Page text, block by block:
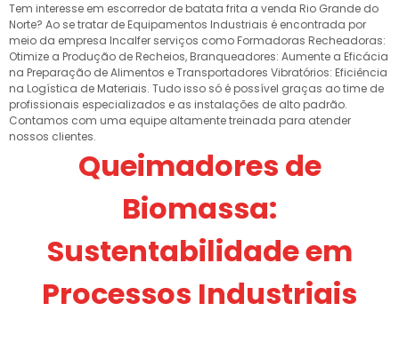
Tem interesse em escorredor de batata frita a venda Rio Grande do
Norte? Ao se tratar de Equipamentos Industriais é encontrada por
meio da empresa Incalfer serviços como Formadoras Recheadoras:
Otimize a Produção de Recheios, Branqueadores: Aumente a Eficácia
na Preparação de Alimentos e Transportadores Vibratórios: Eficiência
na Logística de Materiais. Tudo isso só é possível graças ao time de
profissionais especializados e as instalações de alto padrão.
Contamos com uma equipe altamente treinada para atender
nossos clientes.
Queimadores de
Biomassa:
Sustentabilidade em
Processos Industriais